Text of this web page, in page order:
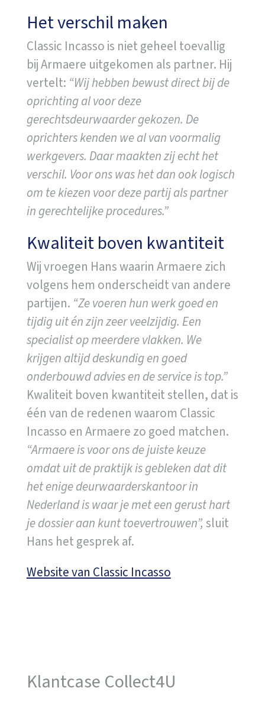
Het verschil maken
Classic Incasso is niet geheel toevallig
bij Armaere uitgekomen als partner. Hij
vertelt: “Wij hebben bewust direct bij de
oprichting al voor deze
gerechtsdeurwaarder gekozen. De
oprichters kenden we al van voormalig
werkgevers. Daar maakten zij echt het
verschil. Voor ons was het dan ook logisch
om te kiezen voor deze partij als partner
in gerechtelijke procedures.”
Kwaliteit boven kwantiteit
Wij vroegen Hans waarin Armaere zich
volgens hem onderscheidt van andere
partijen. “Ze voeren hun werk goed en
tijdig uit én zijn zeer veelzijdig. Een
specialist op meerdere vlakken. We
krijgen altijd deskundig en goed
onderbouwd advies en de service is top.”
Kwaliteit boven kwantiteit stellen, dat is
één van de redenen waarom Classic
Incasso en Armaere zo goed matchen.
“Armaere is voor ons de juiste keuze
omdat uit de praktijk is gebleken dat dit
het enige deurwaarderskantoor in
Nederland is waar je met een gerust hart
je dossier aan kunt toevertrouwen”, sluit
Hans het gesprek af.
Website van Classic Incasso
Klantcase Collect4U